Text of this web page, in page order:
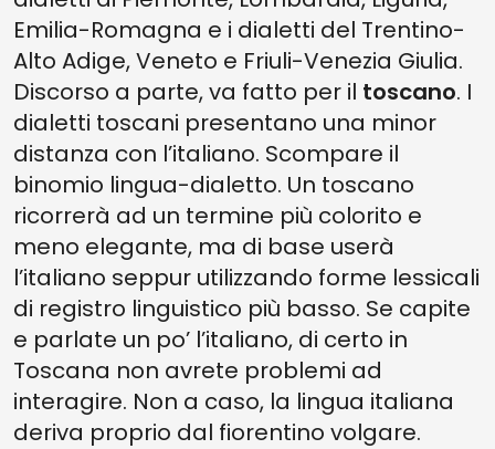
Emilia-Romagna e i dialetti del Trentino-
Alto Adige, Veneto e Friuli-Venezia Giulia.
Discorso a parte, va fatto per il toscano. I
dialetti toscani presentano una minor
distanza con l’italiano. Scompare il
binomio lingua-dialetto. Un toscano
ricorrerà ad un termine più colorito e
meno elegante, ma di base userà
l’italiano seppur utilizzando forme lessicali
di registro linguistico più basso. Se capite
e parlate un po’ l’italiano, di certo in
Toscana non avrete problemi ad
interagire. Non a caso, la lingua italiana
deriva proprio dal fiorentino volgare.